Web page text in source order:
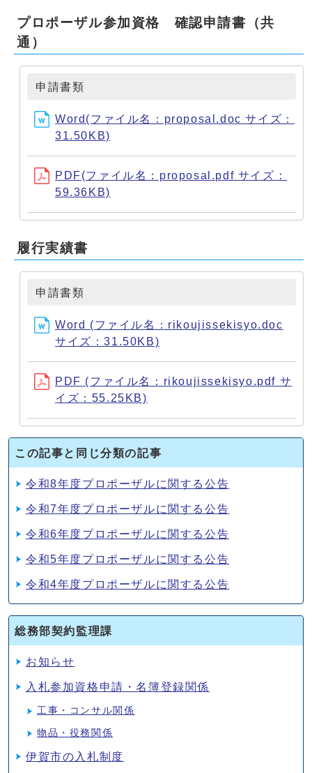
プロポーザル参加資格 確認申請書（共
通）
申請書類
Word(ファイル名：proposal.doc サイズ：
31.50KB)
PDF(ファイル名：proposal.pdf サイズ：
59.36KB)
履行実績書
申請書類
Word (ファイル名：rikoujissekisyo.doc
サイズ：31.50KB)
PDF (ファイル名：rikoujissekisyo.pdf サ
イズ：55.25KB)
この記事と同じ分類の記事
令和8年度プロポーザルに関する公告
令和7年度プロポーザルに関する公告
令和6年度プロポーザルに関する公告
令和5年度プロポーザルに関する公告
令和4年度プロポーザルに関する公告
総務部契約監理課
お知らせ
入札参加資格申請・名簿登録関係
工事・コンサル関係
物品・役務関係
伊賀市の入札制度